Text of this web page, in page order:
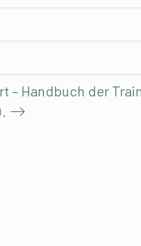
– Handbuch der